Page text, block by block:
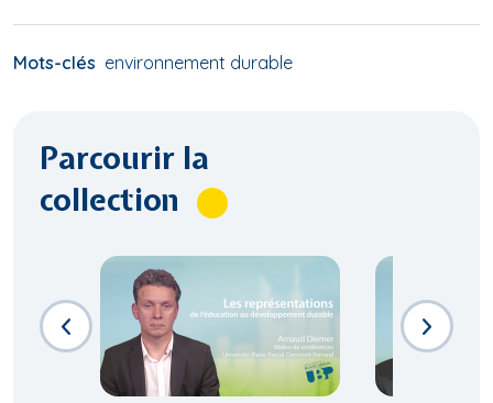
Mots-clés environnement durable
Parcourir la
collection